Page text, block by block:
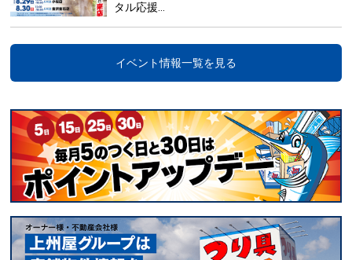
タル応援…
イベント情報一覧を見る